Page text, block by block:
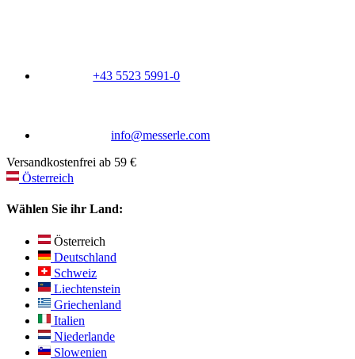
+43 5523 5991-0
info@messerle.com
Versandkostenfrei ab 59 €
Österreich
Wählen Sie ihr Land:
Österreich
Deutschland
Schweiz
Liechtenstein
Griechenland
Italien
Niederlande
Slowenien